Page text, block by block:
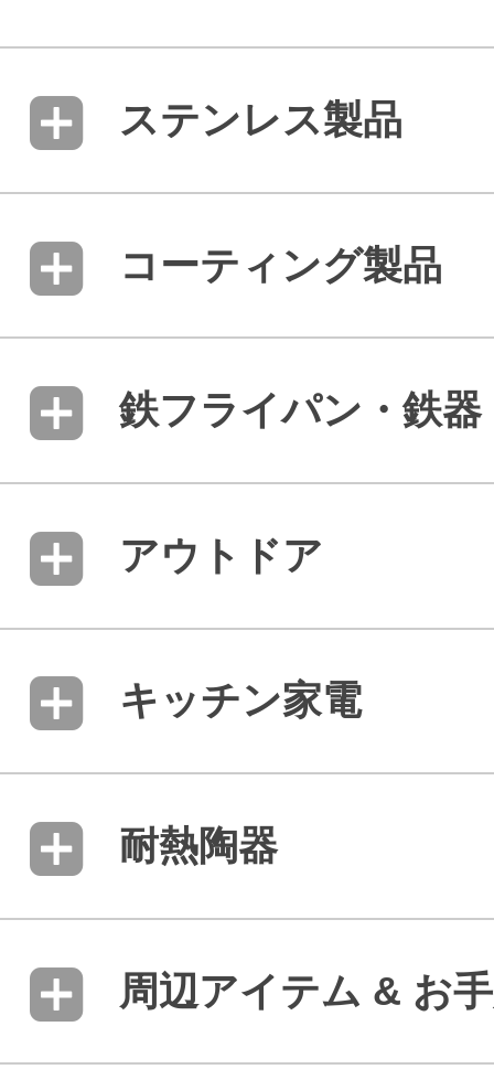
ステンレス製品
コーティング製品
鉄フライパン・鉄器
アウトドア
キッチン家電
耐熱陶器
周辺アイテム & お